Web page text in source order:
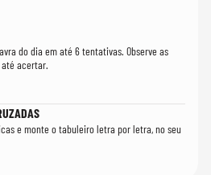
do dia em até 6 tentativas. Observe as
acertar.
e monte o tabuleiro letra por letra, no seu